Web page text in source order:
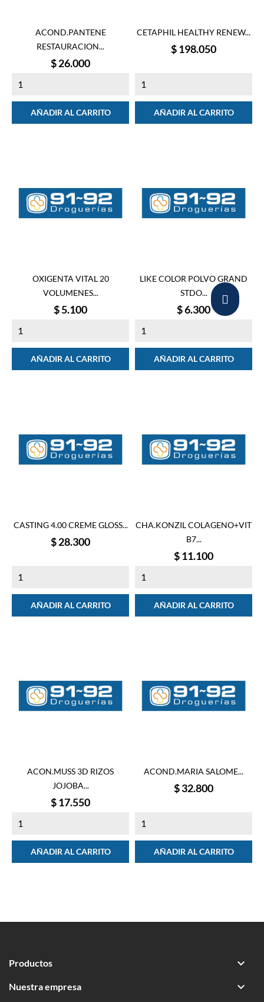
ACOND.PANTENE
RESTAURACION...
Precio
$ 26.000
AÑADIR AL CARRITO
CETAPHIL HEALTHY RENEW...
Precio
$ 198.050
AÑADIR AL CARRITO
OXIGENTA VITAL 20
VOLUMENES...
Precio
$ 5.100
AÑADIR AL CARRITO
LIKE COLOR POLVO GRAND
STDO...
Precio
$ 6.300
AÑADIR AL CARRITO
CASTING 4.00 CREME GLOSS...
Precio
$ 28.300
AÑADIR AL CARRITO
CHA.KONZIL COLAGENO+VIT
B7...
Precio
$ 11.100
AÑADIR AL CARRITO
ACON.MUSS 3D RIZOS
JOJOBA...
Precio
$ 17.550
AÑADIR AL CARRITO
ACOND.MARIA SALOME...
Precio
$ 32.800
AÑADIR AL CARRITO
Productos 
Nuestra empresa 